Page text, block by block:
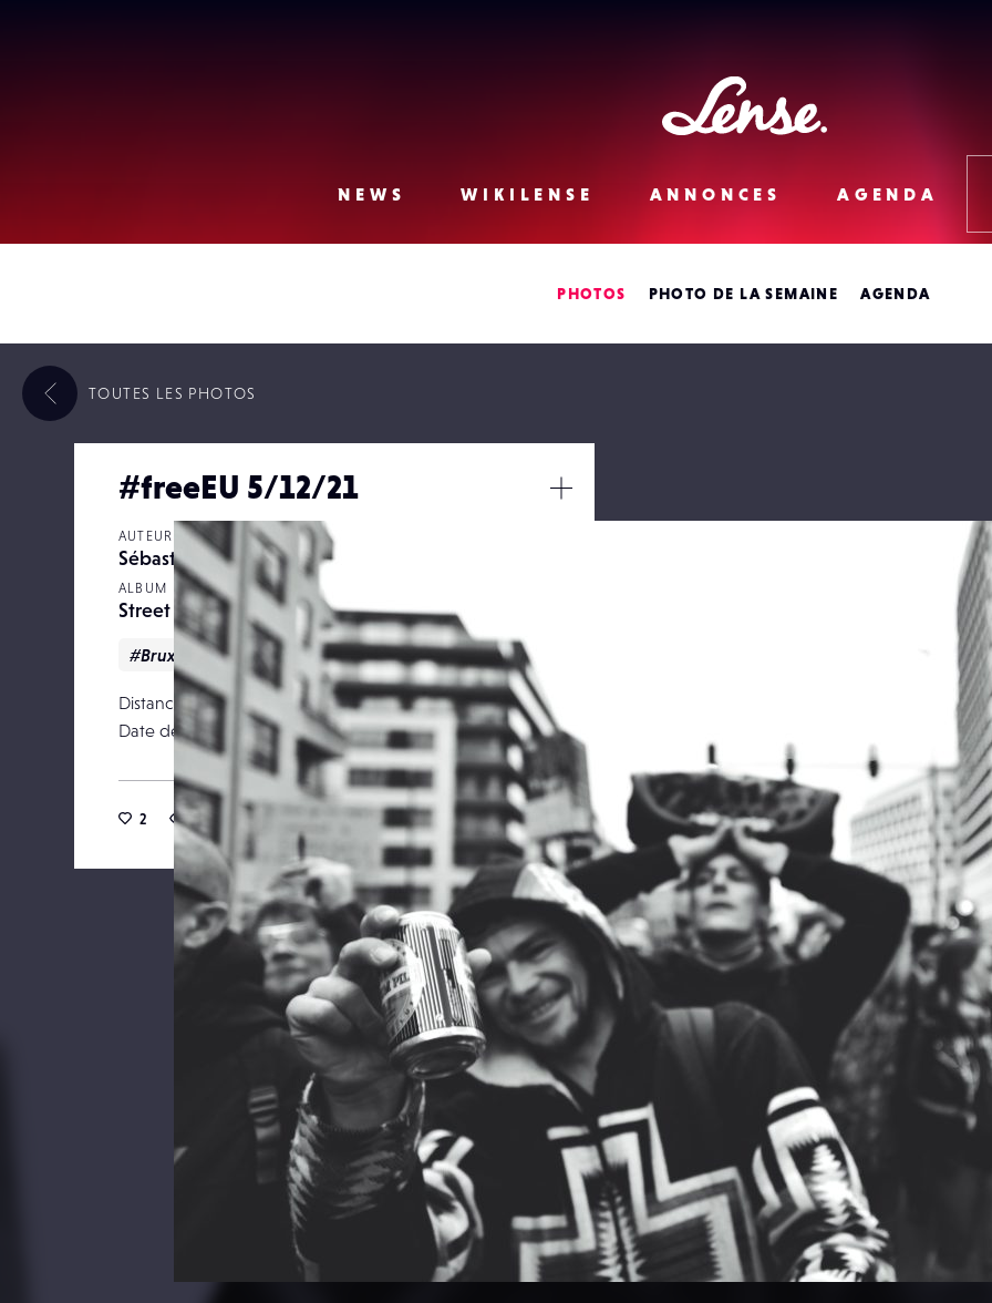
Lense
NEWS
WIKILENSE ANNONCES AGENDA
PHOTOS PHOTO DE LA SEMAINE AGENDA
#freeEU 5/12/21
AUTEUR
Sébastien Wautié
ALBUM
Street
#Bruxelles #freeEU #Manifestation
Distance focale
0 mm
Date de publication
10 décembre 2021
2 27 0
/
TOUTES LES PHOTOS